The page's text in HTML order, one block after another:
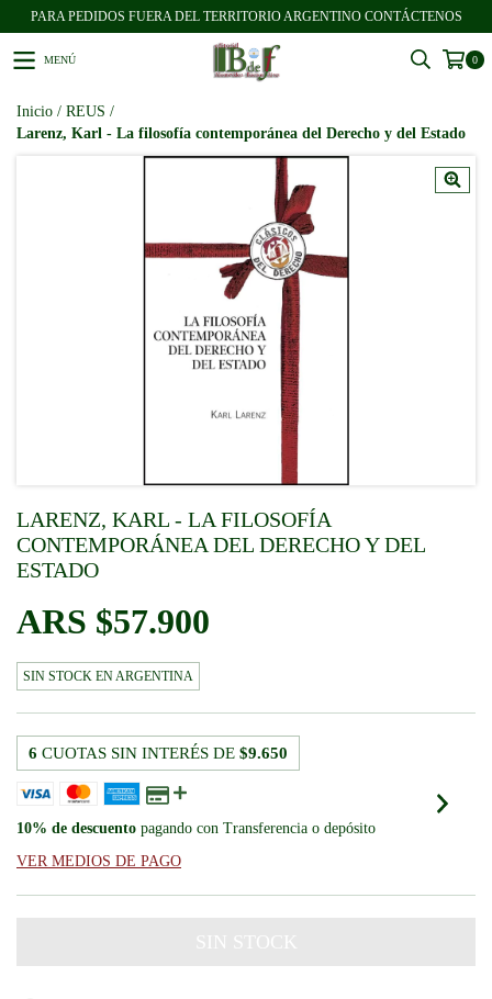
PARA PEDIDOS FUERA DEL TERRITORIO ARGENTINO CONTÁCTENOS
MENÚ 0
Inicio / REUS /
Larenz, Karl - La filosofía contemporánea del Derecho y del Estado
LARENZ, KARL - LA FILOSOFÍA
CONTEMPORÁNEA DEL DERECHO Y DEL
ESTADO
$57.900
SIN STOCK
6 CUOTAS SIN INTERÉS DE $9.650
10% de descuento pagando con Transferencia o depósito
VER MEDIOS DE PAGO